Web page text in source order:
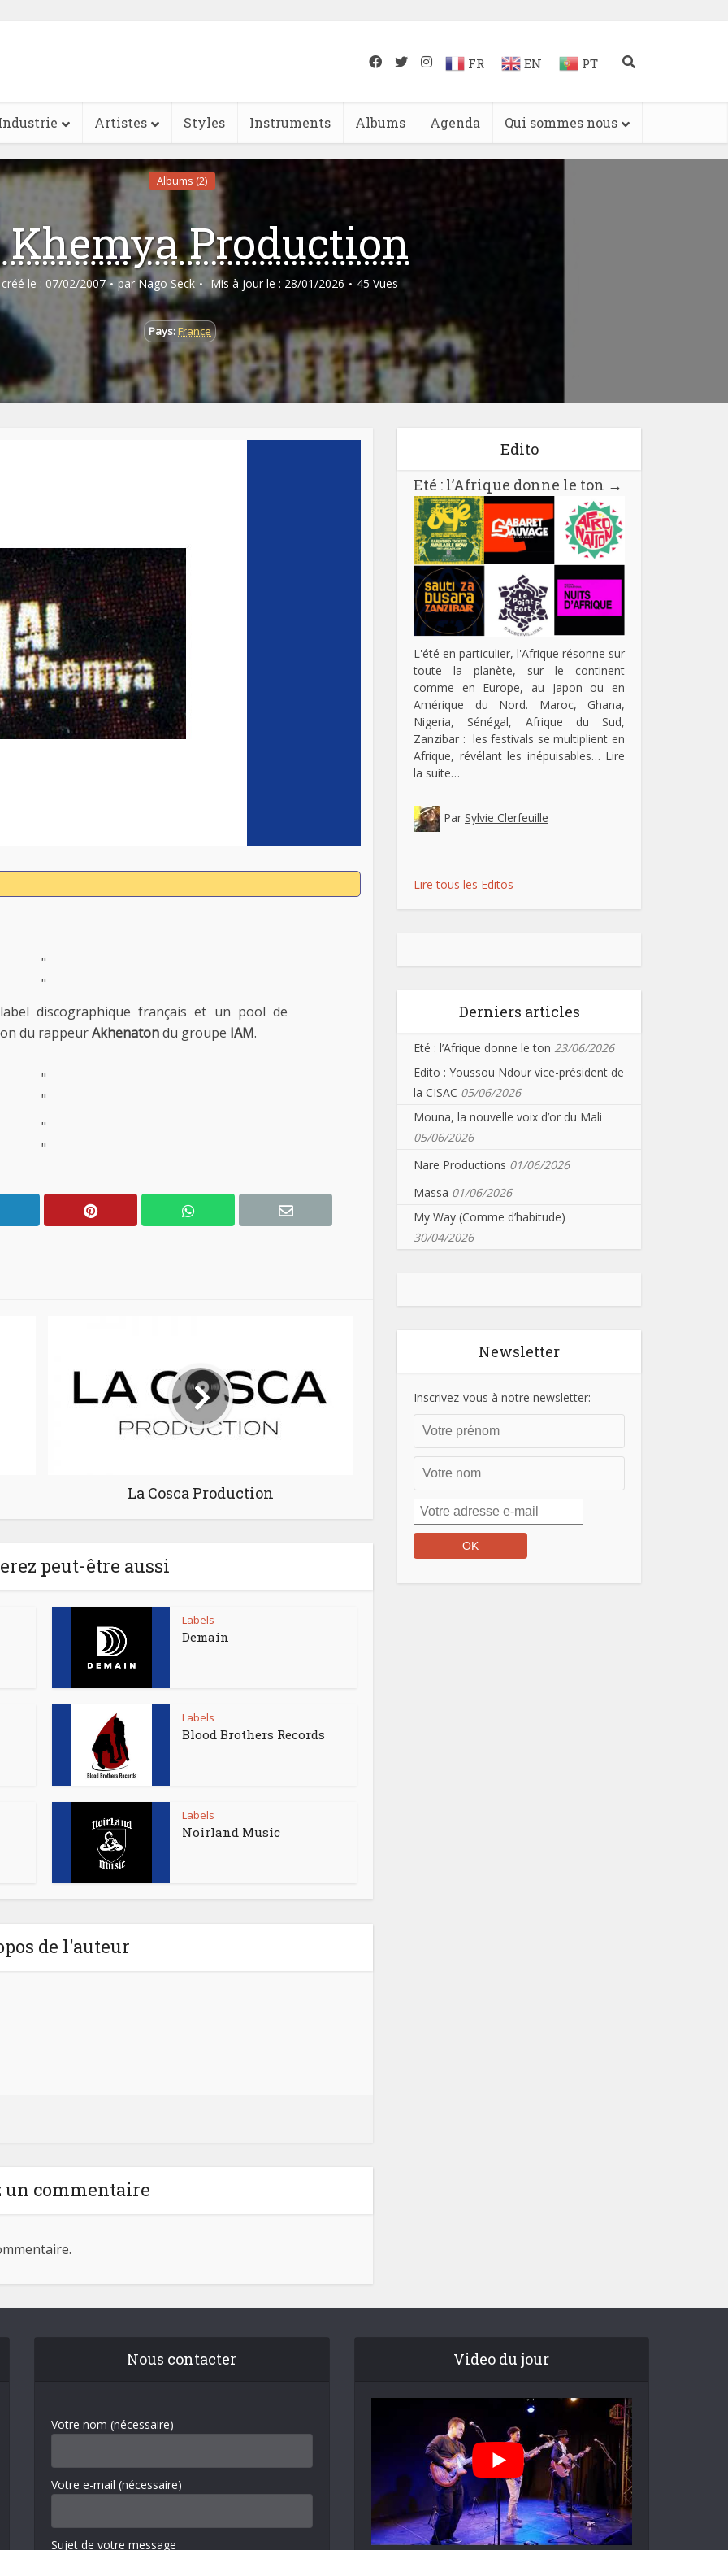
FR EN PT
Artistes Styles Instruments Albums Agenda Qui sommes nous
Albums (2)
Production
le : 07/02/2007 par Nago Seck Mis à jour le : 28/01/2026 45 Vues
Pays: France
"
"
discographique français et un pool de
du rappeurAkhenatondu groupe IAM.
"
"
"
"
La Cosca Production
peut-être aussi
Labels
Demain
Labels
Blood Brothers Records
Labels
Noirland Music
de l'auteur
un commentaire
Edito
Eté : l’Afrique donne le ton →
L'été en particulier, l'Afrique résonne sur
toute la planète, sur le continent
comme en Europe, au Japon ou en
Amérique du Nord. Maroc, Ghana,
Nigeria, Sénégal, Afrique du Sud,
Zanzibar : les festivals se multiplient en
Afrique, révélant les inépuisables… Lire
la suite…
Par Sylvie Clerfeuille
Lire tous les Editos
Derniers articles
Eté : l’Afrique donne le ton 23/06/2026
Edito : Youssou Ndour vice-président de
la CISAC 05/06/2026
Mouna, la nouvelle voix d’or du Mali
05/06/2026
Nare Productions 01/06/2026
Massa 01/06/2026
My Way (Comme d’habitude)
30/04/2026
Newsletter
Inscrivez-vous à notre newsletter:
Nous contacter
Votre nom (nécessaire)
Votre e-mail (nécessaire)
Sujet de votre message
Video du jour